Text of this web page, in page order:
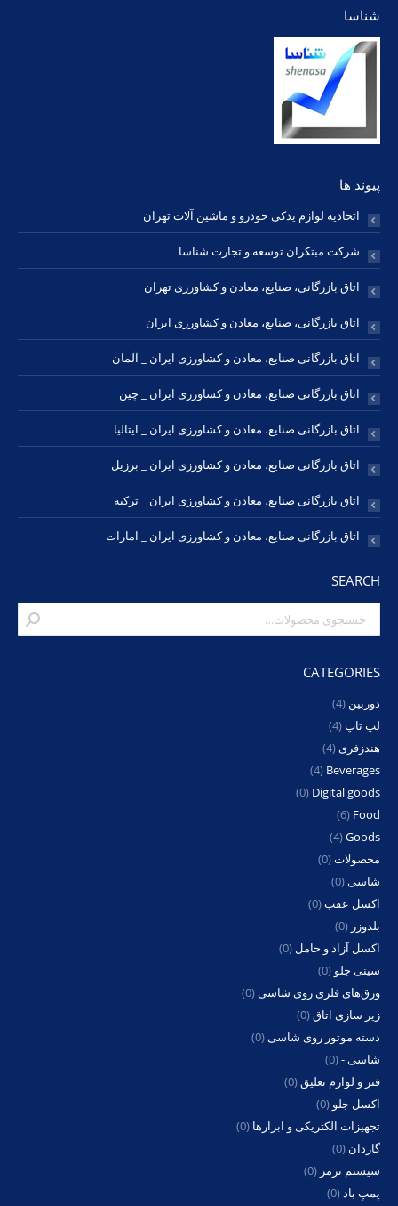
opens
in
new
window
new
window
in
new
window
in
new
شناسا
پیوند ها
اتحادیه لوازم یدکی خودرو و ماشین آلات تهران
شرکت مبتکران توسعه و تجارت شناسا
اتاق بازرگانی، صنایع، معادن و کشاورزی تهران
اتاق بازرگانی، صنایع، معادن و کشاورزی ایران
اتاق بازرگانی صنایع، معادن و کشاورزی ایران _ آلمان
اتاق بازرگانی صنایع، معادن و کشاورزی ایران _ چین
اتاق بازرگانی صنایع، معادن و کشاورزی ایران _ ایتالیا
اتاق بازرگانی صنایع، معادن و کشاورزی ایران _ برزیل
اتاق بازرگانی صنایع، معادن و کشاورزی ایران _ ترکیه
اتاق بازرگانی صنایع، معادن و کشاورزی ایران _ امارات
SEARCH
CATEGORIES
دوربین (4)
لپ تاپ(4)
هندزفری(4)
Beverages
(4)
Digital goods
(0)
Food
(6)
Goods
(4)
محصولات(0)
شاسی(0)
اکسل عقب(0)
بلدوزر (0)
اکسل آزاد و حامل (0)
سینی جلو (0)
ورق‌های فلزی روی شاسی(0)
زیر سازی اتاق(0)
دسته موتور روی شاسی(0)
شاسی -(0)
فنر و لوازم تعلیق(0)
اکسل جلو (0)
تجهیزات الکتریکی و ابزارها (0)
گاردان (0)
سیستم ترمز (0)
پمپ باد(0)